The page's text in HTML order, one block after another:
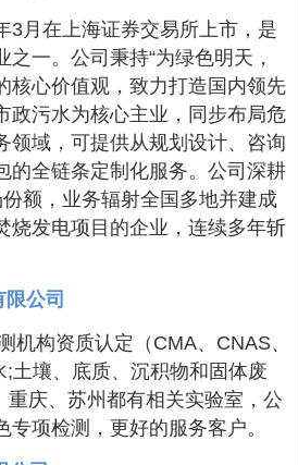
3月在上海证券交易所上市，是
一。公司秉持“为绿色明天，
核心价值观，致力打造国内领先
政污水为核心主业，同步布局危
领域，可提供从规划设计、咨询
的全链条定制化服务。公司深耕
额，业务辐射全国多地并建成
烧发电项目的企业，连续多年斩
公司
机构资质认定（CMA、CNAS、
土壤、底质、沉积物和固体废
庆、苏州都有相关实验室，公
项检测，更好的服务客户。